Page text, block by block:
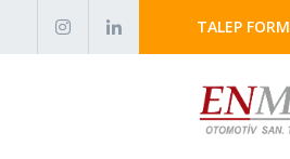
TALEP